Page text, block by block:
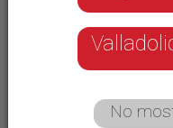
Decimos adiós a
despedimos el mes
adelante. Y una de
Fest, que ya tiene
será su décimo-
No